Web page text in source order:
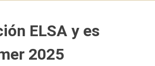
ELSA y es
2025